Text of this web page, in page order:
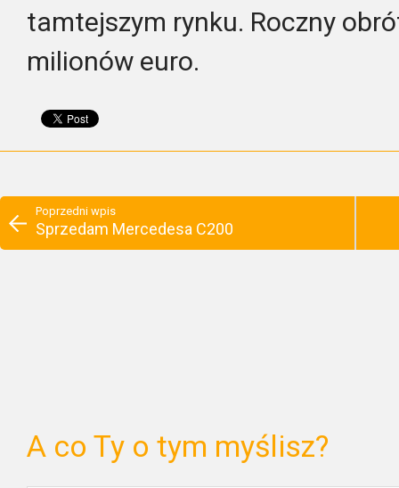
tamtejszym rynku. Roczny
milionów euro.
Poprzedni wpis
Sprzedam Mercedesa C200
A co Ty o tym myślisz?